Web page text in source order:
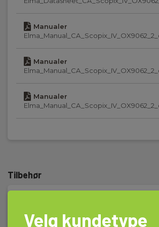
12
App:
Ja
Type:
Transportabel
Display :
TFT berøringsskjerm
Ja
USB,Ethernet
Manualer
Manualer
Manualer
Tilbehør
Velg kundetype